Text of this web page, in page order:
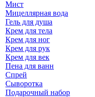
Мист
Мицеллярная вода
Гель для душа
Крем для тела
Крем для ног
Крем для рук
Крем для век
Пена для ванн
Спрей
Сыворотка
Подарочный набор